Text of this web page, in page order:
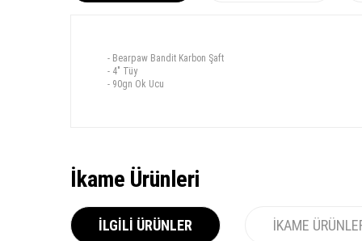
- Bearpaw Bandit Karbon Şaft
- 4" Tüy
- 90gn Ok Ucu
İkame Ürünleri
İLGILI ÜRÜNLER İKAME